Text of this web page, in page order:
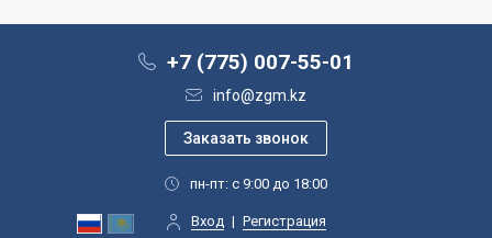
+7 (775) 007-55-01
info@zgm.kz
пн-пт: с 9:00 до 18:00
Вход | Регистрация